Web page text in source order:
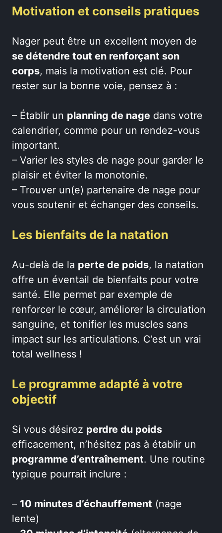
Motivation et conseils pratiques
Nager peut être un excellent moyen de
se détendre tout en renforçant son
corps, mais la motivation est clé. Pour
rester sur la bonne voie, pensez à :
– Établir un planning de nage dans votre
calendrier, comme pour un rendez-vous
important.
– Varier les styles de nage pour garder le
plaisir et éviter la monotonie.
– Trouver un(e) partenaire de nage pour
vous soutenir et échanger des conseils.
Les bienfaits de la natation
Au-delà de la perte de poids, la natation
offre un éventail de bienfaits pour votre
santé. Elle permet par exemple de
renforcer le cœur, améliorer la circulation
sanguine, et tonifier les muscles sans
impact sur les articulations. C’est un vrai
total wellness !
Le programme adapté à votre
objectif
Si vous désirez perdre du poids
efficacement, n’hésitez pas à établir un
programme d’entraînement. Une routine
typique pourrait inclure :
– 10 minutes d’échauffement (nage
lente)